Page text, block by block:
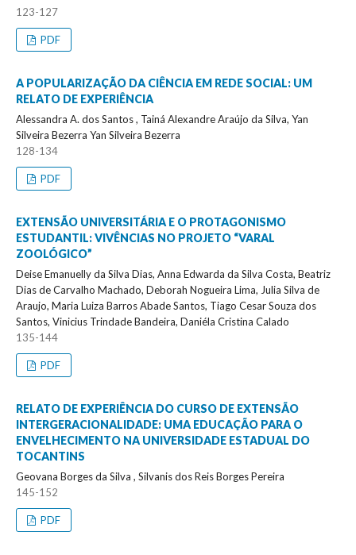
123-127
PDF
A POPULARIZAÇÃO DA CIÊNCIA EM REDE SOCIAL: UM
RELATO DE EXPERIÊNCIA
Alessandra A. dos Santos , Tainá Alexandre Araújo da Silva, Yan
Silveira Bezerra Yan Silveira Bezerra
128-134
PDF
EXTENSÃO UNIVERSITÁRIA E O PROTAGONISMO
ESTUDANTIL: VIVÊNCIAS NO PROJETO “VARAL
ZOOLÓGICO”
Deise Emanuelly da Silva Dias, Anna Edwarda da Silva Costa, Beatriz
Dias de Carvalho Machado, Deborah Nogueira Lima, Julia Silva de
Araujo, Maria Luiza Barros Abade Santos, Tiago Cesar Souza dos
Santos, Vinicius Trindade Bandeira, Daniéla Cristina Calado
135-144
PDF
RELATO DE EXPERIÊNCIA DO CURSO DE EXTENSÃO
INTERGERACIONALIDADE: UMA EDUCAÇÃO PARA O
ENVELHECIMENTO NA UNIVERSIDADE ESTADUAL DO
TOCANTINS
Geovana Borges da Silva , Silvanis dos Reis Borges Pereira
145-152
PDF